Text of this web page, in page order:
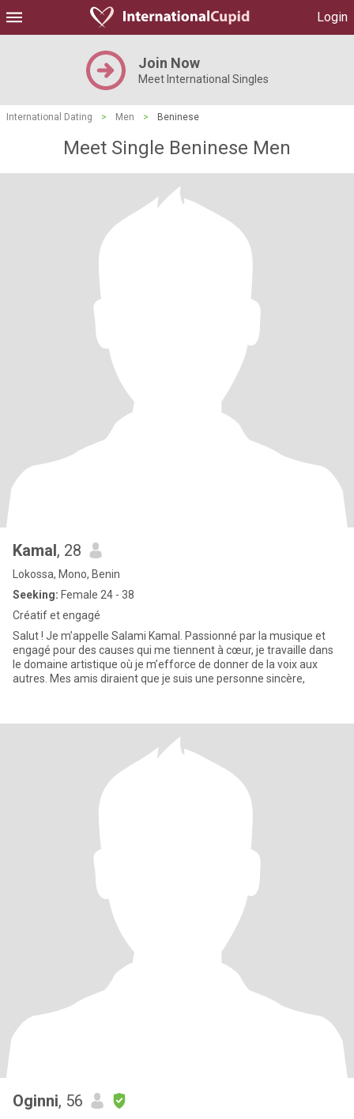
Login
Join Now
Meet International Singles
International Dating > Men > Beninese
Meet Single Beninese Men
Kamal, 28
Lokossa, Mono, Benin
Seeking: Female 24 - 38
Créatif et engagé
Salut ! Je m’appelle Salami Kamal. Passionné par la musique et
engagé pour des causes qui me tiennent à cœur, je travaille dans
le domaine artistique où je m’efforce de donner de la voix aux
autres. Mes amis diraient que je suis une personne sincère,
Oginni, 56